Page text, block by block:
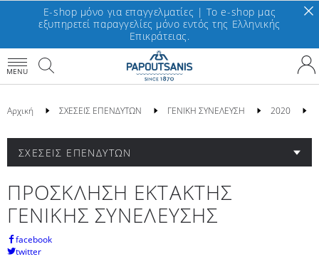
E-shop μόνο για επαγγελματίες | To e-shop μας
εξυπηρετεί παραγγελίες μόνο εντός της Ελληνικής
Επικράτειας.
MENU
Αρχική ΣΧΕΣΕΙΣ ΕΠΕΝΔΥΤΩΝ ΓΕΝΙΚΗ ΣΥΝΕΛΕΥΣΗ 2020
ΣΧΕΣΕΙΣ ΕΠΕΝΔΥΤΩΝ
ΠΡΟΣΚΛΗΣΗ ΕΚΤΑΚΤΗΣ
ΓΕΝΙΚΗΣ ΣΥΝΕΛΕΥΣΗΣ
facebook
twitter